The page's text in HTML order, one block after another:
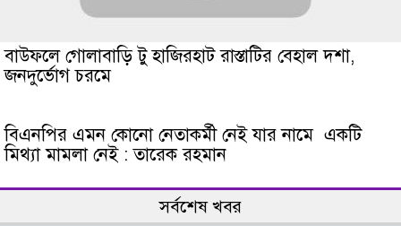
বাউফলে গোলাবাড়ি টু হাজিরহাট রাস্তাটির বেহাল দশা,
জনদুর্ভোগ চরমে
বিএনপির এমন কোনো নেতাকর্মী নেই যার নামে একটি
মিথ্যা মামলা নেই : তারেক রহমান
সর্বশেষ খবর